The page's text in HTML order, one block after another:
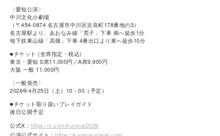
〈愛知公演〉
中川文化小劇場
（〒454-0874 名古屋市中川区吉良町178番地の3）
名古屋駅より、あおなみ線「荒子」下車 南へ徒歩1分
地下鉄東山線「高畑」下車 4番出口より東へ徒歩10分
■チケット (全席指定・税込)
東京・愛知 S席11,000円／A席9,900円
大阪 一般 11,000円
〈一般発売〉
2026年4月25日（土）10：00（予定）
■チケット取り扱いプレイガイド
後日公開予定
公式X： https://x.com/kurenai2026